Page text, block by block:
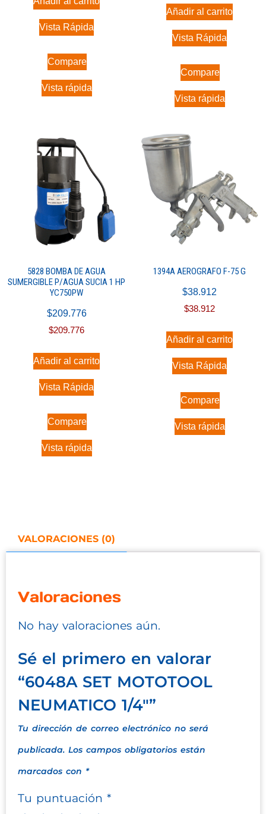
Vista Rápida
Compare
Vista rápida
Añadir al carrito
Vista Rápida
Compare
Vista rápida
5828 BOMBA DE AGUA
SUMERGIBLE P/AGUA SUCIA 1 HP
YC750PW
$209.776
$209.776
Añadir al carrito
Vista Rápida
Compare
Vista rápida
1394A AEROGRAFO F-75 G
$38.912
$38.912
Añadir al carrito
Vista Rápida
Compare
Vista rápida
VALORACIONES (0)
Valoraciones
No hay valoraciones aún.
Sé el primero en valorar
“6048A SET MOTOTOOL
NEUMATICO 1/4″”
Tu dirección de correo electrónico no será
publicada. Los campos obligatorios están
marcados con *
Tu puntuación *